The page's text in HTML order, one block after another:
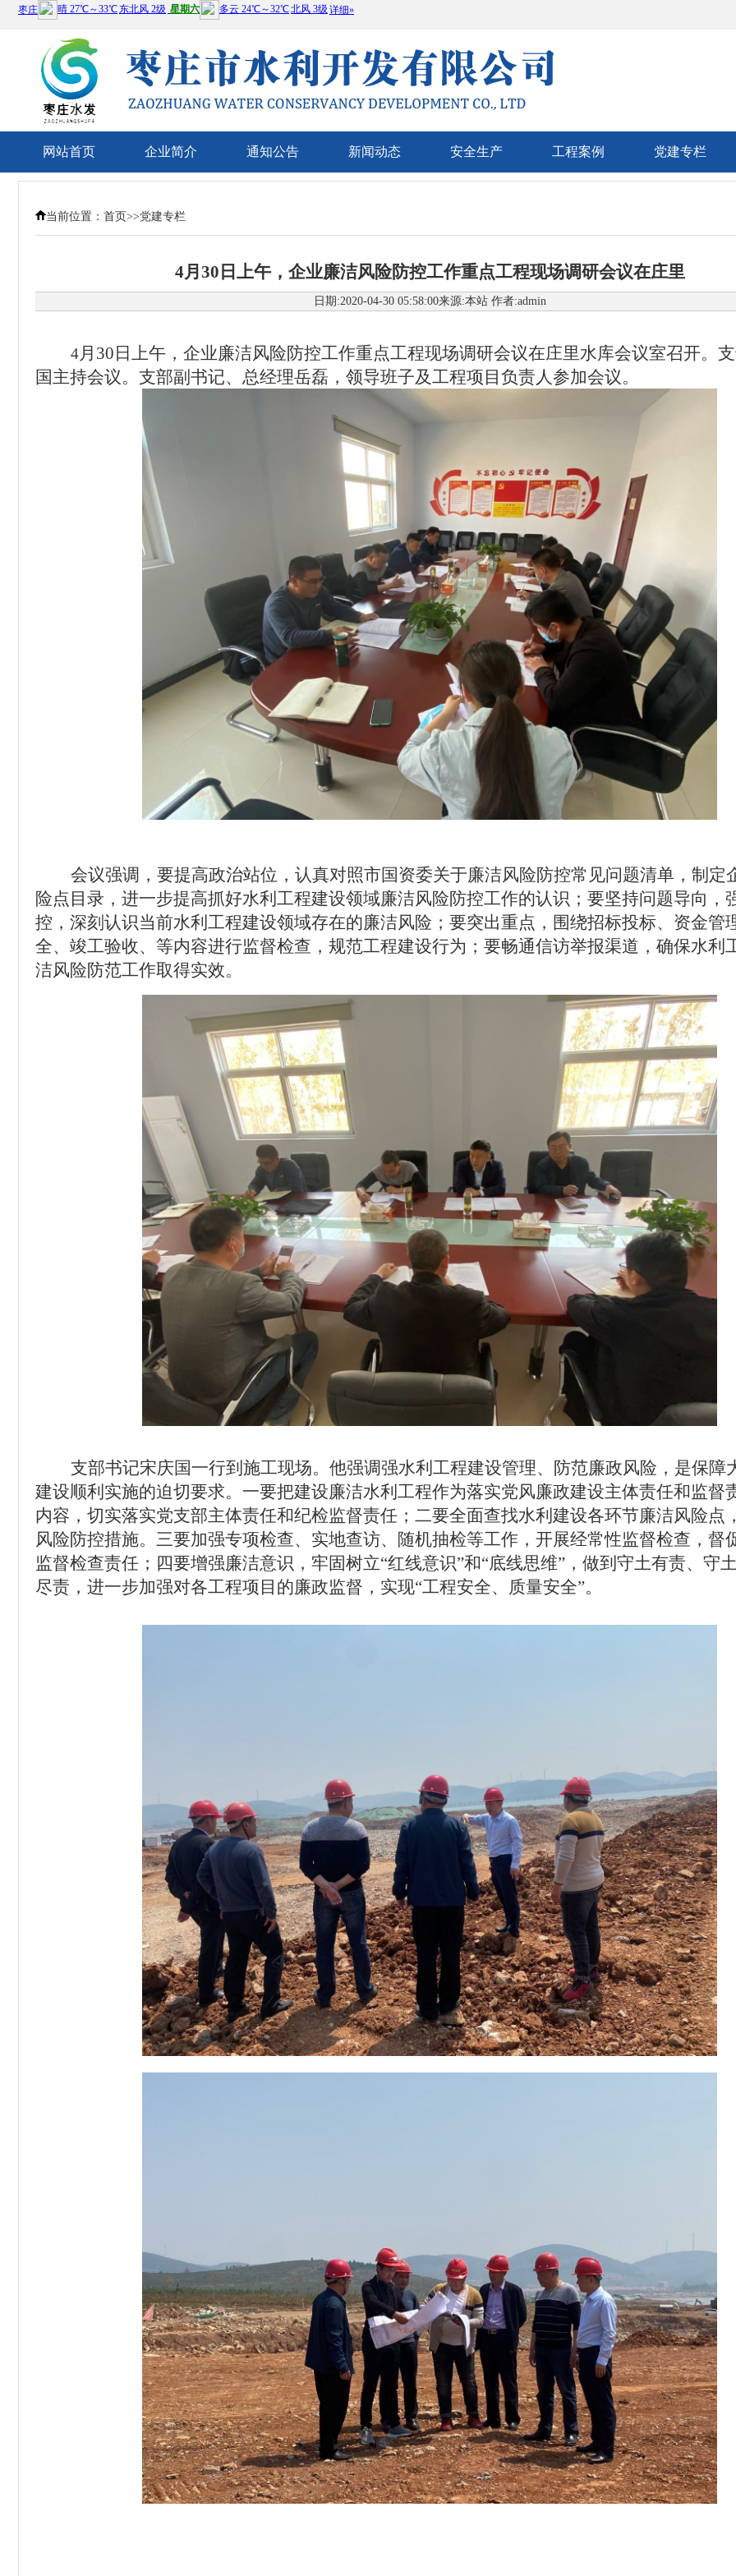
网站首页 企业简介 通知公告 新闻动态 安全生产 工程案例 党建专栏
当前位置： 首页>>党建专栏
4月30日上午，企业廉洁风险防控工作重点工程现场调研会议在庄里
日期:2020-04-30 05:58:00来源:本站 作者:admin
4月 30 日上午，企业廉洁风险防控工作重点工程现场调研会议在庄里水库会议室召开。
国主持会议。支部副书记、总经理岳磊，领导班子及工程项目负责人参加会议。
会议强调，要提高政治站位，认真对照市国资委关于廉洁风险防控常见问题清单，制定
险点目录，进一步提高抓好水利工程建设领域廉洁风险防控工作的认识；要坚持问题导向，
控，深刻认识当前水利工程建设领域存在的廉洁风险；要突出重点，围绕招标投标、资金管
全、竣工验收、等内容进行监督检查，规范工程建设行为；要畅通信访举报渠道，确保水利
洁风险防范工作取得实效。
支部书记宋庆国一行到施工现场。他强调强水利工程建设管理、防范廉政风险，是保障
建设顺利实施的迫切要求。 一要把建设廉洁水利工程作为落实党风廉政建设主体责任和监督
内容，切实落实党支部主体责任和纪检监督责任；二要全面查找水利建设各环节廉洁风险点
风险防控措施。三要加强专项检查、实地查访、随机抽检等工作，开展经常性监督检查，督
监督检查责任；四要增强廉洁意识，牢固树立“红线意识”和“底线思维”，做到守土有责、守
尽责，进一步加强对各工程项目的廉政监督，实现“工程安全、质量安全”。